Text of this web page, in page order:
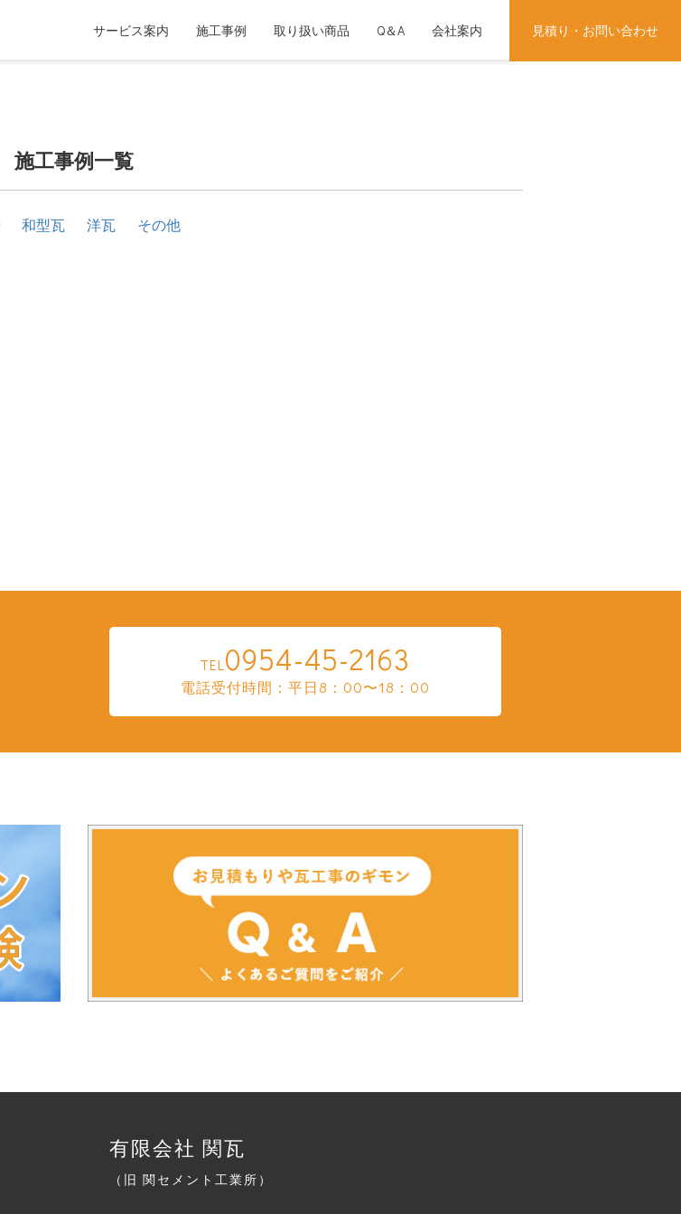
サービス案内 施工事例 取り扱い商品 Q＆A 会社案内 見積り・お問い合わせ
施工事例一覧
和型瓦 洋瓦 その他
TEL0954-45-2163
電話受付時間：平日8：00〜18：00
有限会社 関瓦
（旧 関セメント工業所）